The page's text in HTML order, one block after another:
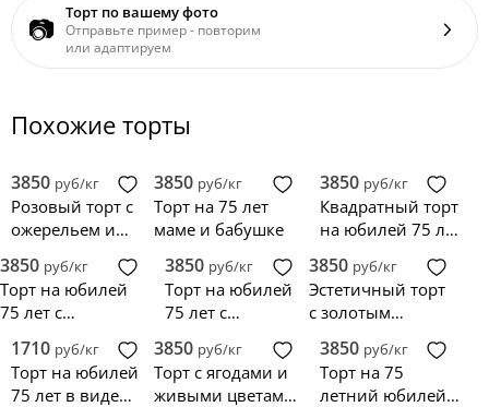
📷 Торт по вашему фото
Отправьте пример - повторим
или адаптируем
Похожие торты
3850 руб/кг
Розовый торт с
ожерельем и
3850 руб/кг
Торт на 75 лет
маме и бабушке
3850 руб/кг
Квадратный торт
на юбилей 75 лет
3850 руб/кг
Торт на юбилей
75 лет с
розами
3850 руб/кг
Торт на юбилей
75 лет с
шоколадными
шарами
3850 руб/кг
Эстетичный торт
с золотым
юбилей 75 лет
1710 руб/кг
Торт на юбилей
75 лет в виде
3850 руб/кг
Торт с ягодами и
живыми цветами
3850 руб/кг
Торт на 75
летний юбилей